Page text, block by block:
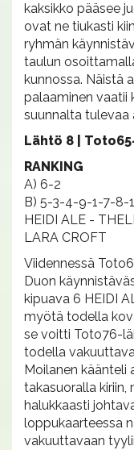
kaksikko pääsee
ovat ne tiukasti
ryhmän
taulun
kunnossa. Näistä
palaaminen vaatii
suunnalta tulevaa
Lähtö 8 |
RANKING
A) 6-2
B) 5-3-4-9-1-7-8-
HEIDI ALE -
LARA CROFT
Viidennessä
Duon
kipuava 6 HEIDI
myötä todella
se voitti Toto76-
todella
Moilanen käänteli
takasuoralla kiriin,
halukkaasti
loppukaarteessa
vakuuttavaan